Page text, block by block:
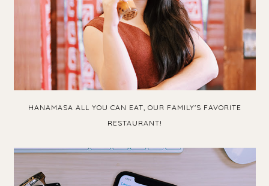
HANAMASA ALL YOU CAN EAT, OUR FAMILY'S FAVORITE
RESTAURANT!